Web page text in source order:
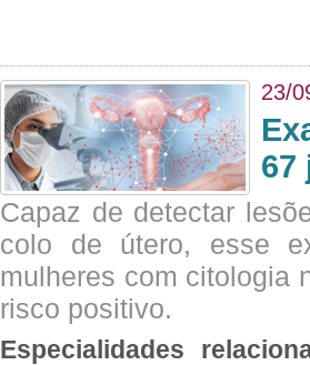
23/
67
Capaz de detectar
colo de útero, esse
mulheres com citologia
risco positivo.
Especialidades